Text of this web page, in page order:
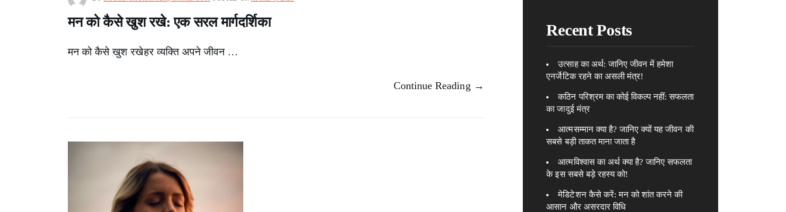
मन को कैसे खुश रखे: एक सरल मार्गदर्शिका
मन को कैसे खुश रखेहर व्यक्ति अपने जीवन …
Continue Reading →
Recent Posts
उत्साह का अर्थ: जानिए जीवन में हमेशा
एनर्जेटिक रहने का असली मंत्र!
कठिन परिश्रम का कोई विकल्प नहीं: सफलता
का जादुई मंत्र
आत्मसम्मान क्या है? जानिए क्यों यह जीवन की
सबसे बड़ी ताकत माना जाता है
आत्मविश्वास का अर्थ क्या है? जानिए सफलता
के इस सबसे बड़े रहस्य को!
मेडिटेशन कैसे करें: मन को शांत करने की
आसान और असरदार विधि